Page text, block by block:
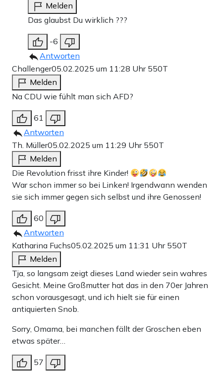
Melden
Das glaubst Du wirklich ???
-6
Antworten
Challenger05.02.2025 um 11:28 Uhr 550T
Melden
Na CDU wie fühlt man sich AFD?
61
Antworten
Th. Müller05.02.2025 um 11:29 Uhr 550T
Melden
Die Revolution frisst ihre Kinder!
War schon immer so bei Linken! Irgendwann wenden
sie sich immer gegen sich selbst und ihre Genossen!
60
Antworten
Katharina Fuchs05.02.2025 um 11:31 Uhr 550T
Melden
Tja, so langsam zeigt dieses Land wieder sein wahres
Gesicht. Meine Großmutter hat das in den 70er Jahren
schon vorausgesagt, und ich hielt sie für einen
antiquierten Snob.
Sorry, Omama, bei manchen fällt der Groschen eben
etwas später…
57